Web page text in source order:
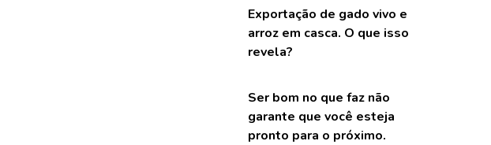
Exportação de gado vivo e
arroz em casca. O que isso
revela?
Ser bom no que faz não
garante que você esteja
pronto para o próximo.